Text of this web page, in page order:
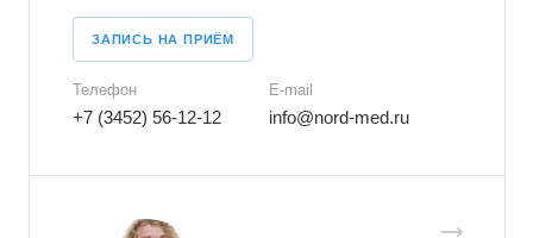
ЗАПИСЬ НА ПРИЁМ
Телефон
+7 (3452) 56-12-12
E-mail
info@nord-med.ru